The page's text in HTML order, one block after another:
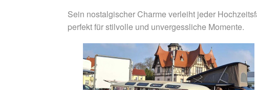
Sein nostalgischer Charme verleiht jeder
perfekt für stilvolle und unvergessliche Momente.